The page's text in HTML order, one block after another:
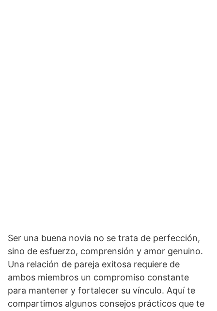
Ser una buena novia no se trata de perfección,
sino de esfuerzo, comprensión y amor genuino.
Una relación de pareja exitosa requiere de
ambos miembros un compromiso constante
para mantener y fortalecer su vínculo. Aquí te
compartimos algunos consejos prácticos que te